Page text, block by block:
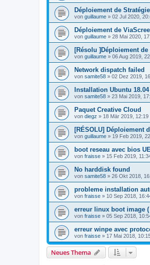
Déploiement de
von guillaume » 02 Jul 2020,
Déploiement de
von guillaume » 28 Mai 2020,
[Résolu ]Déploiement de
von guillaume » 06 Aug 2019,
Network dispatch failed
von samite58 » 02 Dez 2019,
Installation Ubuntu
von samite58 » 23 Mai 2019,
Paquet Creative Cloud
von diegz » 18 Mär 2019, 12:19
[RÉSOLU] Déploiement
von guillaume » 19 Feb 2019,
boot reseau avec bios
von fraisse » 15 Feb 2019,
No harddisk found
von samite58 » 26 Okt 2018,
probleme installation
von fraisse » 10 Sep 2018,
erreur linux boot image
von fraisse » 05 Sep 2018,
erreur winpe avec
von fraisse » 17 Mai 2018,
Neues Thema